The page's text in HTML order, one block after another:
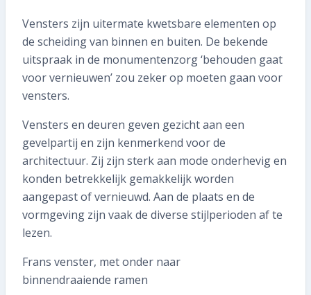
Vensters zijn uitermate kwetsbare elementen op
de scheiding van binnen en buiten. De bekende
uitspraak in de monumentenzorg ‘behouden gaat
voor vernieuwen’ zou zeker op moeten gaan voor
vensters.
Vensters en deuren geven gezicht aan een
gevelpartij en zijn kenmerkend voor de
architectuur. Zij zijn sterk aan mode onderhevig en
konden betrekkelijk gemakkelijk worden
aangepast of vernieuwd. Aan de plaats en de
vormgeving zijn vaak de diverse stijlperioden af te
lezen.
Frans venster, met onder naar
binnendraaiende ramen
SNEL REGELEN
Volgende inspectie plannen
Mijn gegevens wijzigen
Mijn inspectierapport opvragen
Veelgestelde vragen
Aanmelden nieuwsbrief